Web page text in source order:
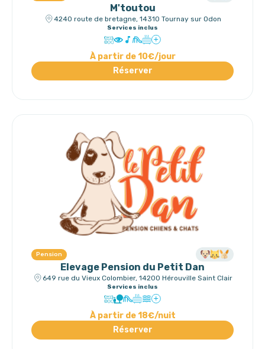
M'toutou
4240 route de bretagne, 14310 Tournay sur Odon
Services inclus
À partir de 10€/jour
Réserver
Pension
Elevage Pension du Petit Dan
649 rue du Vieux Colombier, 14200 Hérouville Saint Clair
Services inclus
À partir de 18€/nuit
Réserver